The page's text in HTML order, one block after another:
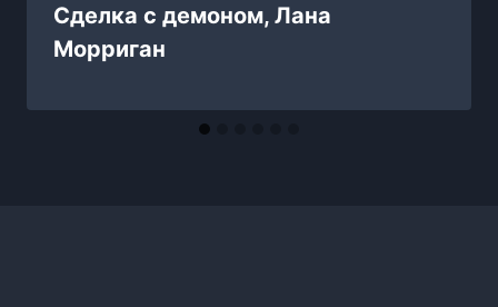
Сделка с демоном, Лана
Морриган